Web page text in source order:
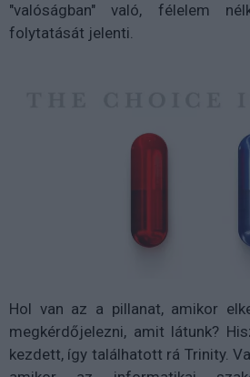
"valóságban" való, félelem
folytatását jelenti.
Hol van az a pillanat, amikor
megkérdőjelezni, amit látunk?
kezdett, így találhatott rá Trinity.